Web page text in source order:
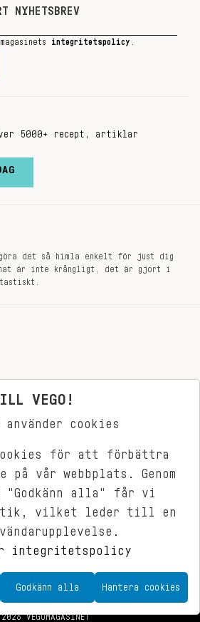
NYHETSBREV
integritetspolicy
5000+ recept, artiklar
göra det så himla enkelt för just dig
är inte krångligt, det är gjort i
VEGOMAGASINET
VEGO!
använder cookies
för att förbättra
på vår webbplats. Genom
alla" får vi
vilket leder till en
integritetspolicy
Godkänn alla Hantera cookies